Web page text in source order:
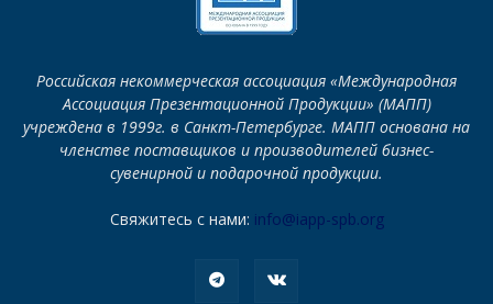
Российская некоммерческая ассоциация «Международная
Ассоциация Презентационной Продукции» (МАПП)
учреждена в 1999г. в Санкт-Петербурге. МАПП основана на
членстве поставщиков и производителей бизнес-
сувенирной и подарочной продукции.
Свяжитесь с нами: info@iapp-spb.org